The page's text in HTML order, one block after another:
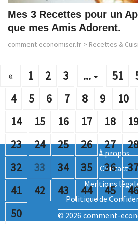
Mes 3 Recettes pour un
que mes Amis Adorent.
comment-economiser.fr > Recettes &
« 1 2 3
...
4
5 6 7 8 9 10
14
15 16 17 18
23
24 25 26 27
32
33 34 35 36
41
42 43 44 45
50
51
À propos
Contact
Mentions
Politique de
© 2026 comment-